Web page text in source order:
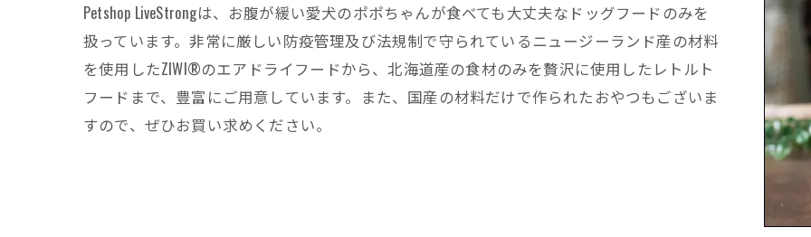
Petshop LiveStrongは、お腹が緩い愛犬のポポちゃんが食べても大丈夫なドッグフードのみを
扱っています。非常に厳しい防疫管理及び法規制で守られているニュージーランド産の材料
を使用したZIWI®のエアドライフードから、北海道産の食材のみを贅沢に使用したレトルト
フードまで、豊富にご用意しています。また、国産の材料だけで作られたおやつもございま
すので、ぜひお買い求めください。